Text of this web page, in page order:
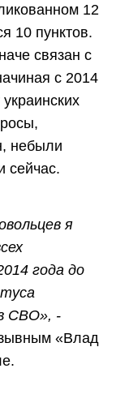
12
10 пунктов.
связан с
с 2014
небыли
сейчас.
я
года до
СВО», -
«Влад